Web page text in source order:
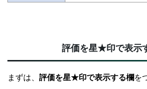
評価を星★印で表示
まずは、 評価を星★印で表示する欄を